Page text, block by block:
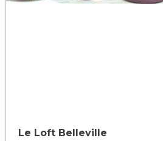
Le Loft Belleville